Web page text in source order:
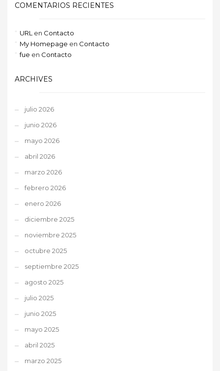
COMENTARIOS RECIENTES
URL en Contacto
My Homepage en Contacto
fue en Contacto
ARCHIVES
julio 2026
junio 2026
mayo 2026
abril 2026
marzo 2026
febrero 2026
enero 2026
diciembre 2025
noviembre 2025
octubre 2025
septiembre 2025
agosto 2025
julio 2025
junio 2025
mayo 2025
abril 2025
marzo 2025